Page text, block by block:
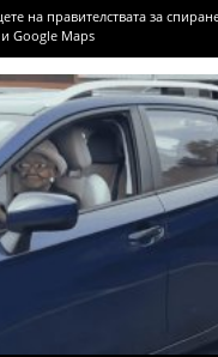
на правителствата за
Google Maps